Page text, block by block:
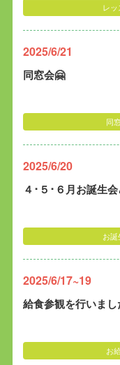
レッ
2025/6/21
同窓会🤗
同
2025/6/20
４･５･６月お誕生
お誕
2025/6/17~19
給食参観を行いまし
お